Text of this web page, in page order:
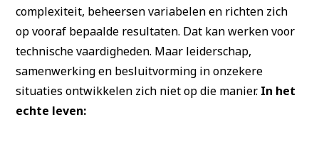
complexiteit, beheersen variabelen en richten zich
op vooraf bepaalde resultaten. Dat kan werken voor
technische vaardigheden. Maar leiderschap,
samenwerking en besluitvorming in onzekere
situaties ontwikkelen zich niet op die manier. In het
echte leven: